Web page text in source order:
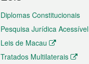
Diplomas Constitucionais
Pesquisa Jurídica Acessível
Leis de Macau
Tratados Multilaterais